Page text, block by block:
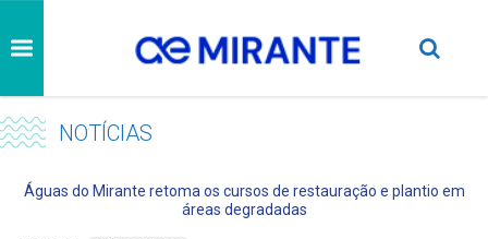
NOTÍCIAS
Águas do Mirante retoma os cursos de restauração e plantio em
áreas degradadas